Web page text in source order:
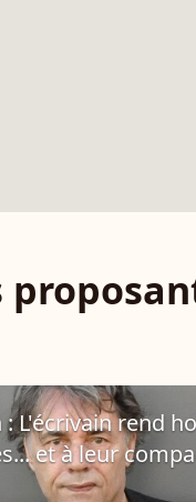
: L'écrivain rend
et à leur